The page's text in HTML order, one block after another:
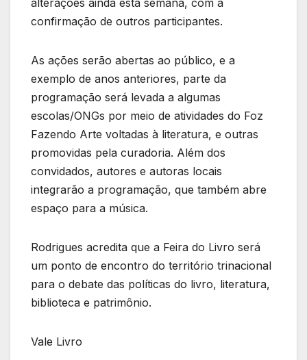
alterações ainda esta semana, com a
confirmação de outros participantes.
As ações serão abertas ao público, e a
exemplo de anos anteriores, parte da
programação será levada a algumas
escolas/ONGs por meio de atividades do Foz
Fazendo Arte voltadas à literatura, e outras
promovidas pela curadoria. Além dos
convidados, autores e autoras locais
integrarão a programação, que também abre
espaço para a música.
Rodrigues acredita que a Feira do Livro será
um ponto de encontro do território trinacional
para o debate das políticas do livro, literatura,
biblioteca e patrimônio.
Vale Livro